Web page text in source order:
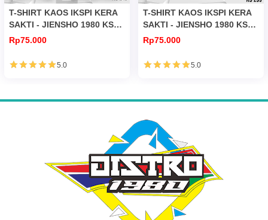
T-SHIRT KAOS IKSPI KERA
SAKTI - JIENSHO 1980 KS
245
Rp75.000
5.0
T-SHIRT KAOS IKSPI KERA
SAKTI - JIENSHO 1980 KS
239
Rp75.000
5.0